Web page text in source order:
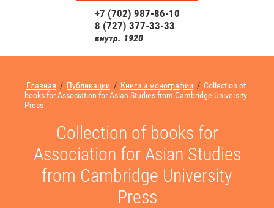
+7 (702) 987-86-10
8 (727) 377-33-33
внутр. 1920
Главная / Публикации / Книги и монографии / Collection of
books for Association for Asian Studies from Cambridge University
Press
Collection of books for
Association for Asian Studies
from Cambridge University
Press